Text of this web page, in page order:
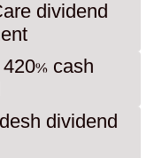
dividend
cash
dividend